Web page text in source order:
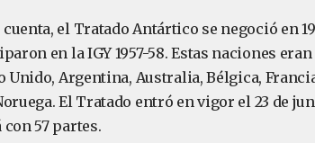
el Tratado Antártico se negoció en
en la IGY 1957-58. Estas naciones
Unido, Argentina, Australia, Bélgica,
El Tratado entró en vigor el 23 de
57 partes.